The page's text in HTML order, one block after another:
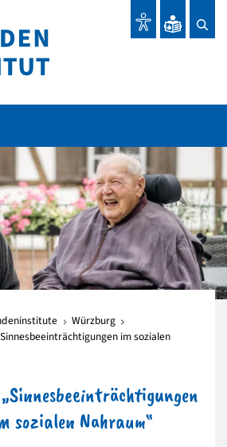
Würzburg
Sinnesbeeinträchtigungen im sozialen
sozialen Nahraum“